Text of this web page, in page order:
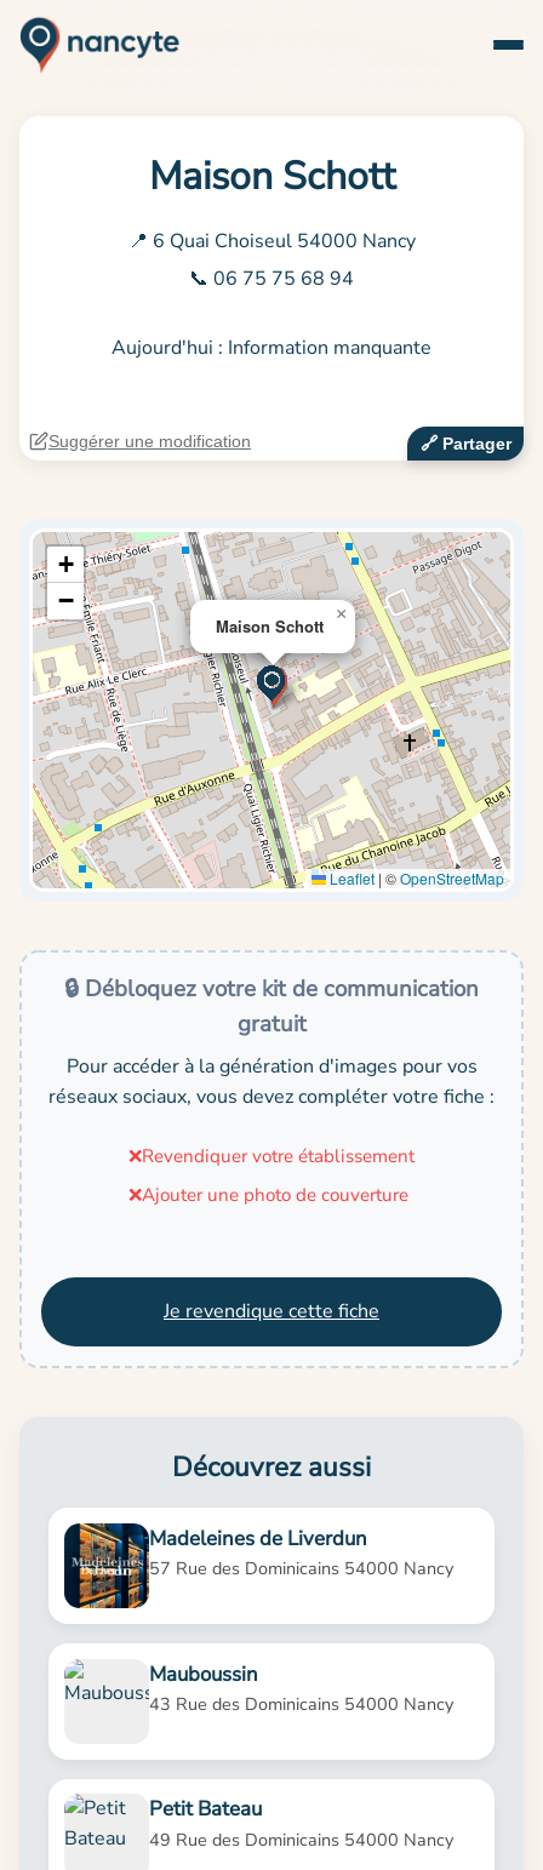
Maison Schott
📍 6 Quai Choiseul 54000 Nancy
📞 06 75 75 68 94
Aujourd'hui : Information manquante
🔗‍️ Partager
Suggérer une modification
Maison Schott
×
+
−
Leaflet | ©OpenStreetMap
🔒 Débloquez votre kit de communication
gratuit
Pour accéder à la génération d'images pour vos
réseaux sociaux, vous devez compléter votre fiche :
❌Revendiquer votre établissement
❌Ajouter une photo de couverture
Je revendique cette fiche
Découvrez aussi
Madeleines de Liverdun
57 Rue des Dominicains 54000 Nancy
Mauboussin
43 Rue des Dominicains 54000 Nancy
Petit Bateau
49 Rue des Dominicains 54000 Nancy